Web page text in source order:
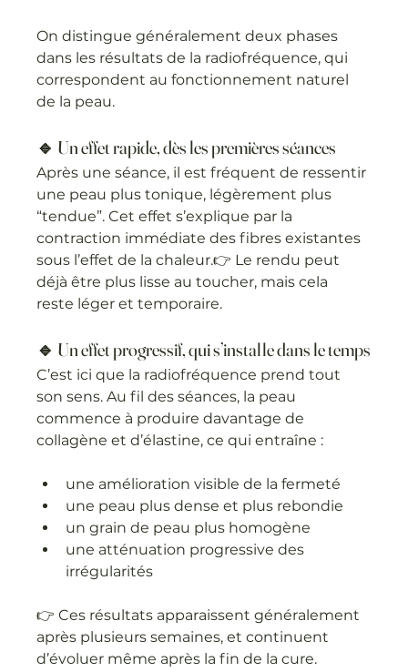
On distingue généralement deux phases
dans les résultats de la radiofréquence, qui
correspondent au fonctionnement naturel
de la peau.
🔹 Un effet rapide, dès les premières séances
Après une séance, il est fréquent de ressentir
une peau plus tonique, légèrement plus
“tendue”. Cet effet s’explique par la
contraction immédiate des fibres existantes
sous l’effet de la chaleur.👉 Le rendu peut
déjà être plus lisse au toucher, mais cela
reste léger et temporaire.
🔹 Un effet progressif, qui s’installe dans le temps
C’est ici que la radiofréquence prend tout
son sens. Au fil des séances, la peau
commence à produire davantage de
collagène et d’élastine, ce qui entraîne :
une amélioration visible de la fermeté
une peau plus dense et plus rebondie
un grain de peau plus homogène
une atténuation progressive des
irrégularités
👉 Ces résultats apparaissent généralement
après plusieurs semaines, et continuent
d’évoluer même après la fin de la cure.